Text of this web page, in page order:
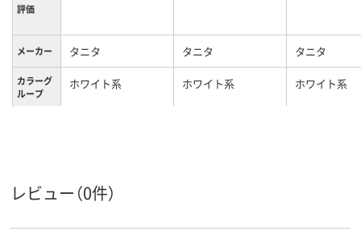
評価
メーカー タニタ タニタ タニタ
カラーグ
ループ
ホワイト系 ホワイト系 ホワイト系
レビュー（0件）